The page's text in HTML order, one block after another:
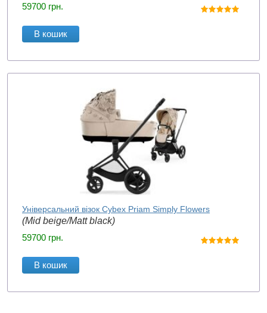
59700 грн.
В кошик
Універсальний візок Cybex Priam Simply Flowers
(Mid beige/Matt black)
59700 грн.
В кошик